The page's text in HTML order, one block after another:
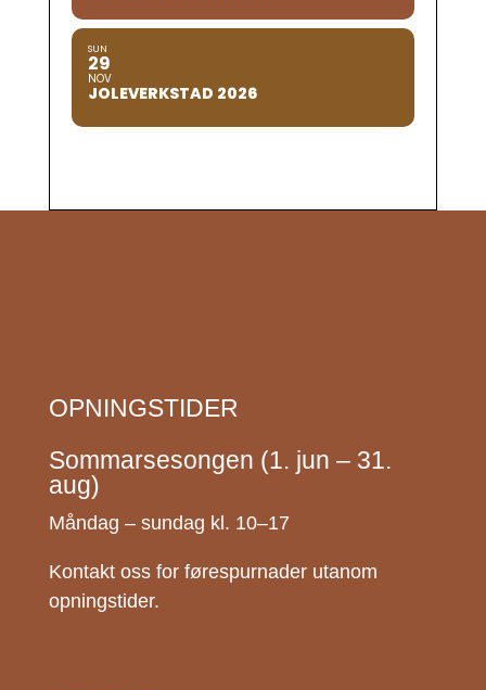
SUN
29
NOV
JOLEVERKSTAD 2026
OPNINGSTIDER
Sommarsesongen (1. jun – 31.
aug)
Måndag – sundag kl. 10–17
Kontakt oss for førespurnader utanom
opningstider.